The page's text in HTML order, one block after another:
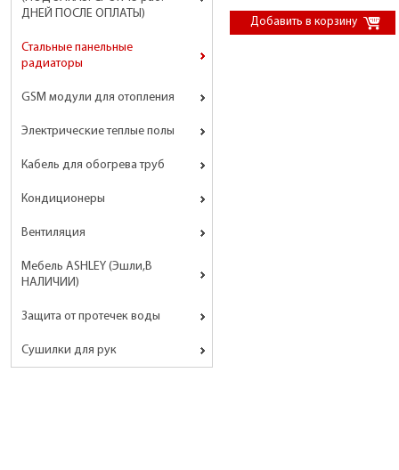
ДНЕЙ ПОСЛЕ ОПЛАТЫ)
Стальные панельные
радиаторы
GSM модули для отопления
Электрические теплые полы
Кабель для обогрева труб
Кондиционеры
Вентиляция
Мебель ASHLEY (Эшли,В
НАЛИЧИИ)
Защита от протечек воды
Сушилки для рук